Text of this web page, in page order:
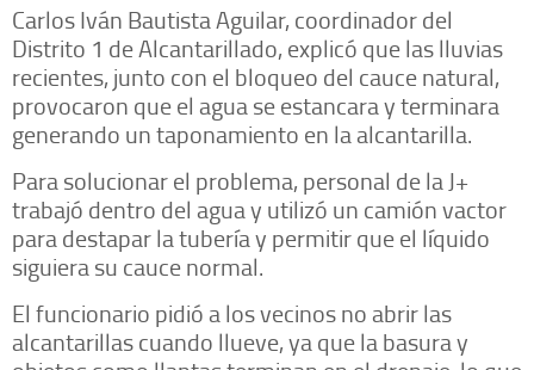
Carlos Iván Bautista Aguilar, coordinador del
Distrito 1 de Alcantarillado, explicó que las lluvias
recientes, junto con el bloqueo del cauce natural,
provocaron que el agua se estancara y terminara
generando un taponamiento en la alcantarilla.
Para solucionar el problema, personal de la J+
trabajó dentro del agua y utilizó un camión vactor
para destapar la tubería y permitir que el líquido
siguiera su cauce normal.
El funcionario pidió a los vecinos no abrir las
alcantarillas cuando llueve, ya que la basura y